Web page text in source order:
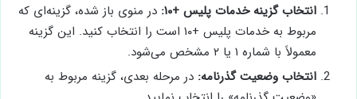
انتخاب گزینه خدمات پلیس +۱۰:
در منوی باز شده، گزینه‌ای که
مربوط به خدمات پلیس +۱۰ است را انتخاب کنید. این گزینه
معمولاً با شماره ۱ یا ۲ مشخص می‌شود.
انتخاب وضعیت گذرنامه: در مرحله بعدی، گزینه مربوط به